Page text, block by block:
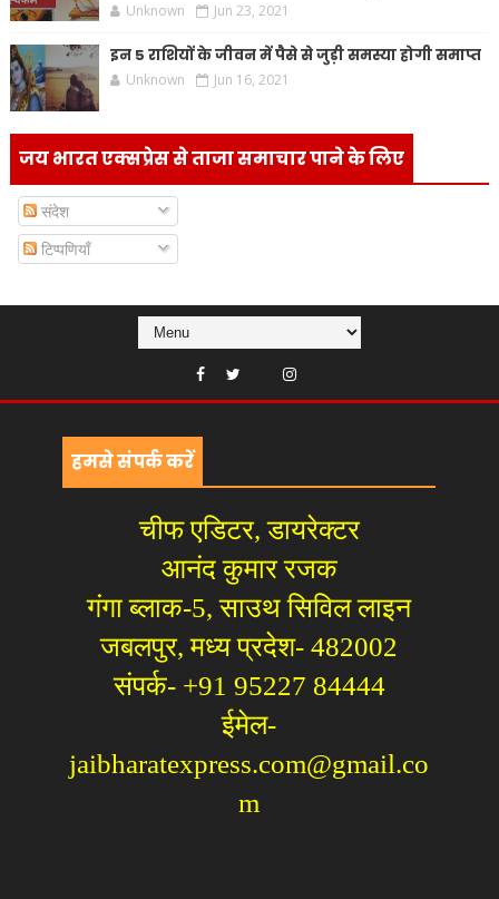
Unknown Jun 23, 2021
इन 5 राशियों के जीवन में पैसे से जुड़ी समस्या होगी समाप्त
Unknown Jun 16, 2021
जय भारत एक्सप्रेस से ताजा समाचार पाने के लिए
संदेश
टिप्पणियाँ
हमसे संपर्क करें
चीफ एडिटर, डायरेक्टर
आनंद कुमार रजक
गंगा ब्लाक-5, साउथ सिविल लाइन
जबलपुर, मध्य प्रदेश- 482002
संपर्क- +91 95227 84444
ईमेल-
jaibharatexpress.com@gmail.co
m